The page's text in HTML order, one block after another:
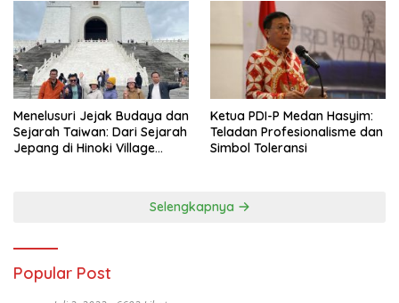
Menelusuri Jejak Budaya dan
Sejarah Taiwan: Dari Sejarah
Jepang di Hinoki Village
Ketua PDI-P Medan Hasyim:
Teladan Profesionalisme dan
Simbol Toleransi
Selengkapnya
Popular Post